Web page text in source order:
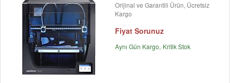
Orijinal ve Garantili Ürün, Ücretsiz
Kargo
Fiyat Sorunuz
Aynı Gün Kargo Kritik Stok